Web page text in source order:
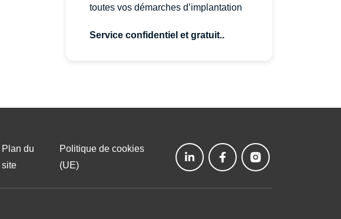
toutes vos démarches d’implantation
Service confidentiel et gratuit..
Plan du
site
Politique de cookies
(UE)